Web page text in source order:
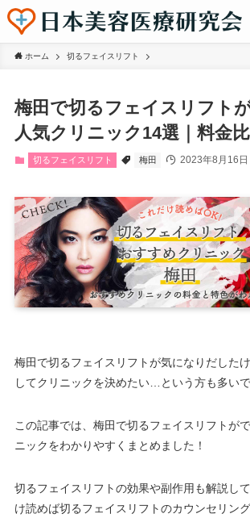
ホーム 切るフェイスリフト
梅田で切るフェイスリフト
人気クリニック14選｜料金
切るフェイスリフト 梅田 2023年8月16日
梅田で切るフェイスリフトが気になりだした
してクリニックを決めたい…という方も多いで
この記事では、梅田で切るフェイスリフトが
ニックをわかりやすくまとめました！
切るフェイスリフトの効果や副作用も解説し
け読めば切るフェイスリフトのカウンセリン